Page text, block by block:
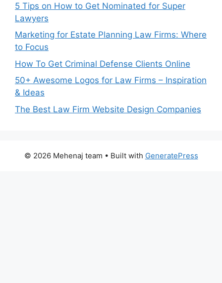
5 Tips on How to Get Nominated for Super
Lawyers
Marketing for Estate Planning Law Firms: Where
to Focus
How To Get Criminal Defense Clients Online
50+ Awesome Logos for Law Firms – Inspiration
& Ideas
The Best Law Firm Website Design Companies
© 2026 Mehenaj team • Built with GeneratePress